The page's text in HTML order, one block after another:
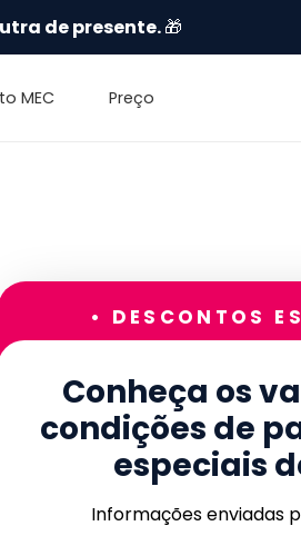
de presente.🎁
MEC Preço
• DESCONTOS
Conheça os
condições de
especiais
Informações enviadas